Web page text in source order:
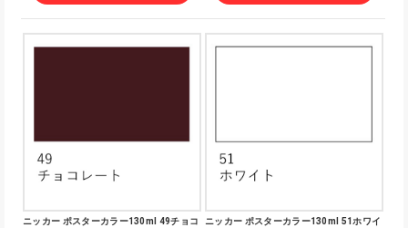
ニッカー ポスターカラー130ml 49チョコ
ニッカー ポスターカラー130ml 51ホワイ